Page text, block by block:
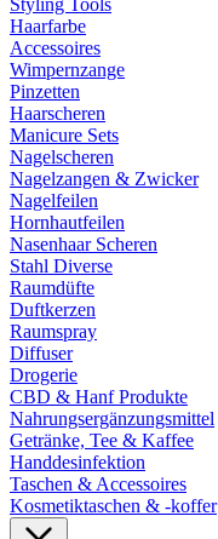
Styling Tools
Haarfarbe
Accessoires
Wimpernzange
Pinzetten
Haarscheren
Manicure Sets
Nagelscheren
Nagelzangen & Zwicker
Nagelfeilen
Hornhautfeilen
Nasenhaar Scheren
Stahl Diverse
Raumdüfte
Duftkerzen
Raumspray
Diffuser
Drogerie
CBD & Hanf Produkte
Nahrungsergänzungsmittel
Getränke, Tee & Kaffee
Handdesinfektion
Taschen & Accessoires
Kosmetiktaschen & -koffer